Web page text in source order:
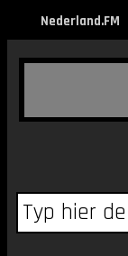
Nederland.FM